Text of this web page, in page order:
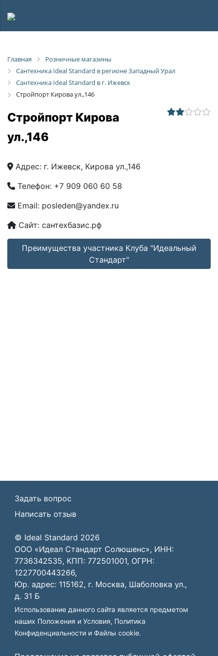
Главная
Розничные магазины
Сантехника Ideal Standard в регионе Западный Урал
Сантехника Ideal Standard в г. Ижевск
Стройпорт Кирова ул.,146
Стройпорт Кирова
ул.,146
Адрес: г. Ижевск, Кирова ул.,146
Телефон: +7 909 060 60 58
Email: posleden@yandex.ru
Сайт: сантехбазис.рф
Преимущества участника Клуба "Идеальный
Стандарт"
Задать вопрос
Написать отзыв
© Ideal Standard 2026
ООО «Идеал Стандарт Солюшенс», ИНН:
7736342535, КПП: 772501001, ОГРН:
1227700443266,
Юр. адрес: 115162, г. Москва, Шаболовка ул.,
д. 31 Б
Использование данного сайта является предметом
наших Положения и Условия, Политика
Конфиденциальности и Файлы cookie.